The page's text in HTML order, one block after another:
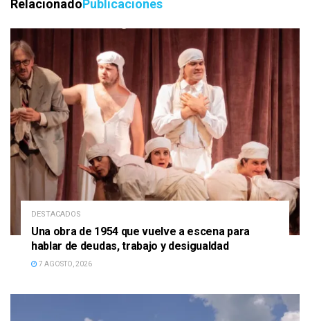
RelacionadoPublicaciones
DESTACADOS
Una obra de 1954 que vuelve a escena para
hablar de deudas, trabajo y desigualdad
7 AGOSTO, 2026